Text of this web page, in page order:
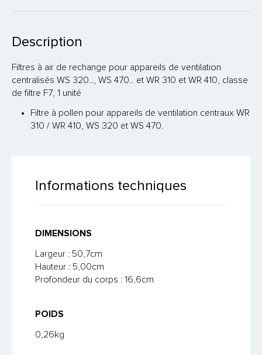
Description
Filtres à air de rechange pour appareils de ventilation
centralisés WS 320.., WS 470.. et WR 310 et WR 410, classe
de filtre F7, 1 unité
Filtre à pollen pour appareils de ventilation centraux WR
310 / WR 410, WS 320 et WS 470.
Informations techniques
DIMENSIONS
Largeur : 50,7cm
Hauteur : 5,00cm
Profondeur du corps : 16,6cm
POIDS
0,26kg
Guides pratiques
Boutique